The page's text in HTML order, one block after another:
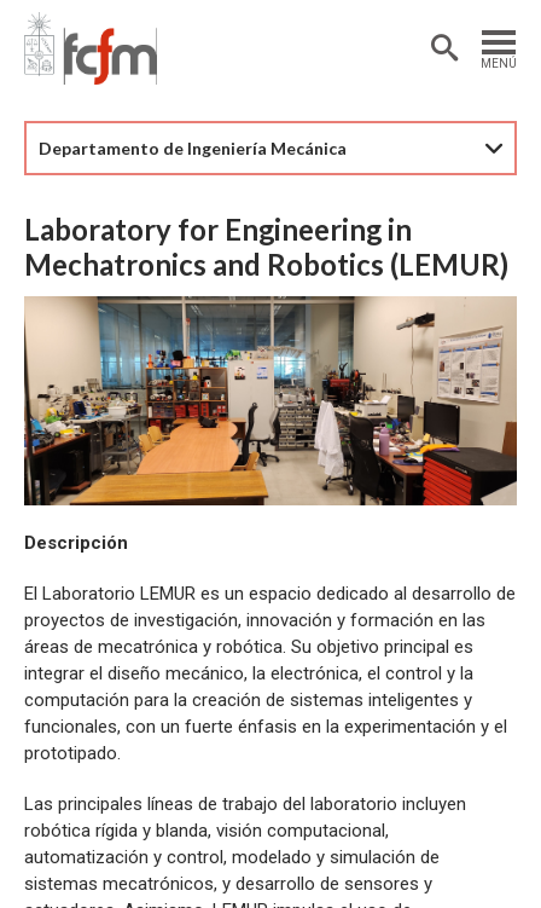
MENÚ
Estudiantes
Académicas/os
Departamento de Ingeniería Mecánica
Laboratory for Engineering in
Mechatronics and Robotics (LEMUR)
Descripción
El Laboratorio LEMUR es un espacio dedicado al desarrollo de
proyectos de investigación, innovación y formación en las
áreas de mecatrónica y robótica. Su objetivo principal es
integrar el diseño mecánico, la electrónica, el control y la
computación para la creación de sistemas inteligentes y
funcionales, con un fuerte énfasis en la experimentación y el
prototipado.
Las principales líneas de trabajo del laboratorio incluyen
robótica rígida y blanda, visión computacional,
automatización y control, modelado y simulación de
sistemas mecatrónicos, y desarrollo de sensores y